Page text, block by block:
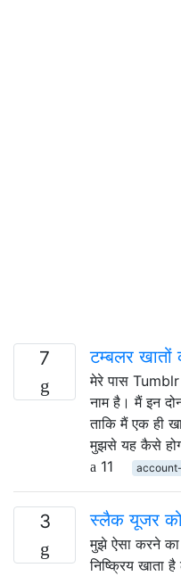
7 टम्बलर
मेरे पास Tumblr
नाम है। मैं इन
ताकि मैं एक ही
मुझसे यह कैसे
11
3 स्लैक यूजर
मुझे ऐसा करने
निष्क्रिय खाता